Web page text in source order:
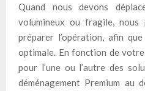
Quand nous devons
volumineux ou fragile, nous
préparer l’opération, afin
optimale. En fonction de
pour l’une ou l’autre des
déménagement Premium au